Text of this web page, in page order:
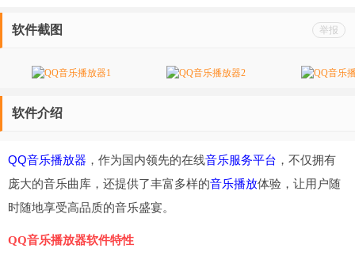
举报
软件截图
软件介绍
QQ音乐播放器 ，作为国内领先的在线音乐服务平台 ，不仅拥有
庞大的音乐曲库，还提供了丰富多样的音乐播放体验，让用户随
时随地享受高品质的音乐盛宴。
QQ音乐播放器软件特性